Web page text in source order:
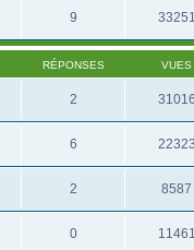
9 33251
RÉPONSES VUES
2 31016
6 22323
2 8587
0 11461